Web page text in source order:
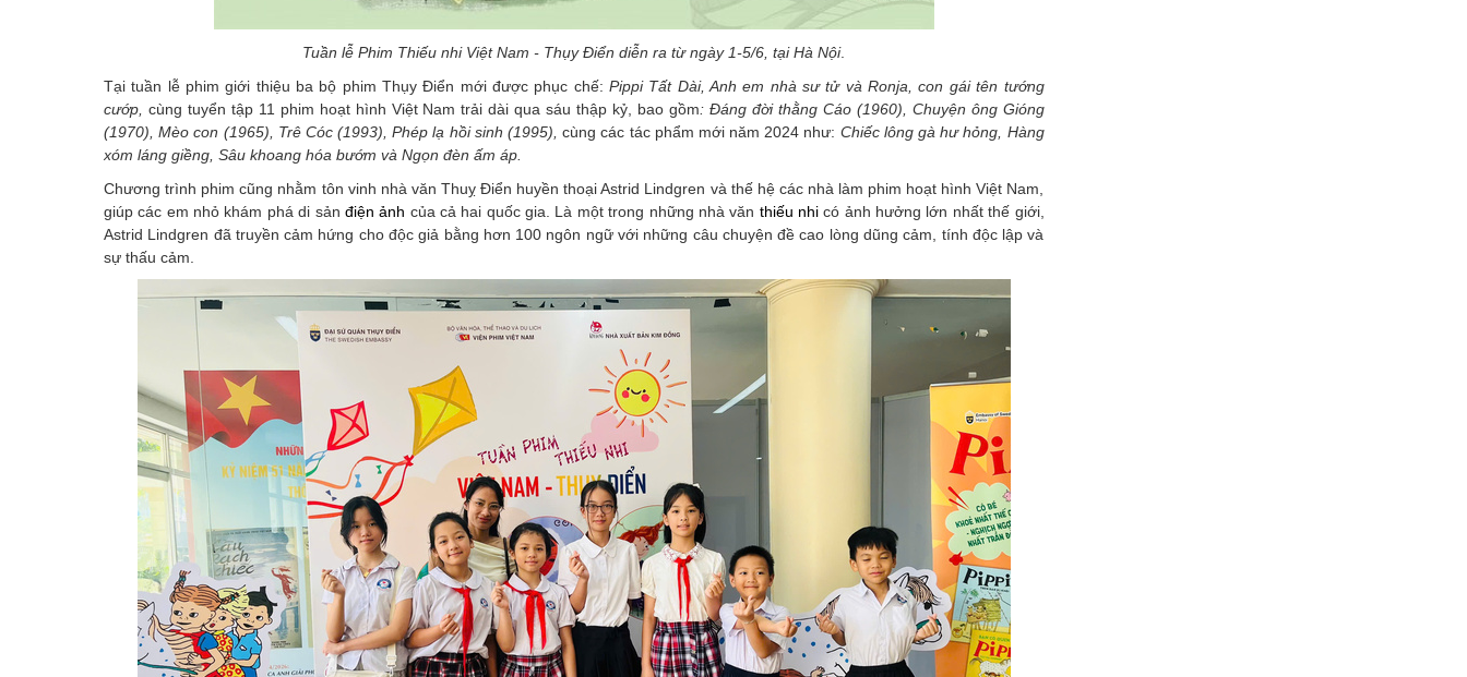
Tuần lễ Phim Thiếu nhi Việt Nam - Thụy Điển diễn ra từ ngày 1-5/6, tại Hà Nội.
Tại tuần lễ phim giới thiệu ba bộ phim Thụy Điển mới được phục chế:Pippi Tất Dài, Anh em nhà sư tử và Ronja, con gái tên tướng
cướp, cùng tuyển tập 11 phim hoạt hình Việt Nam trải dài qua sáu thập kỷ, bao gồm: Đáng đời thằng Cáo (1960), Chuyện ông Gióng
(1970), Mèo con (1965), Trê Cóc (1993), Phép lạ hồi sinh (1995),cùng các tác phẩm mới năm 2024 như: Chiếc lông gà hư hỏng, Hàng
xóm láng giềng, Sâu khoang hóa bướm và Ngọn đèn ấm áp.
Chương trình phim cũng nhằm tôn vinh nhà văn Thuỵ Điển huyền thoại Astrid Lindgren và thế hệ các nhà làm phim hoạt hình Việt Nam,
giúp các em nhỏ khám phá di sản điện ảnh của cả hai quốc gia. Là một trong những nhà văn thiếu nhi có ảnh hưởng lớn nhất thế giới,
Astrid Lindgren đã truyền cảm hứng cho độc giả bằng hơn 100 ngôn ngữ với những câu chuyện đề cao lòng dũng cảm, tính độc lập và
sự thấu cảm.